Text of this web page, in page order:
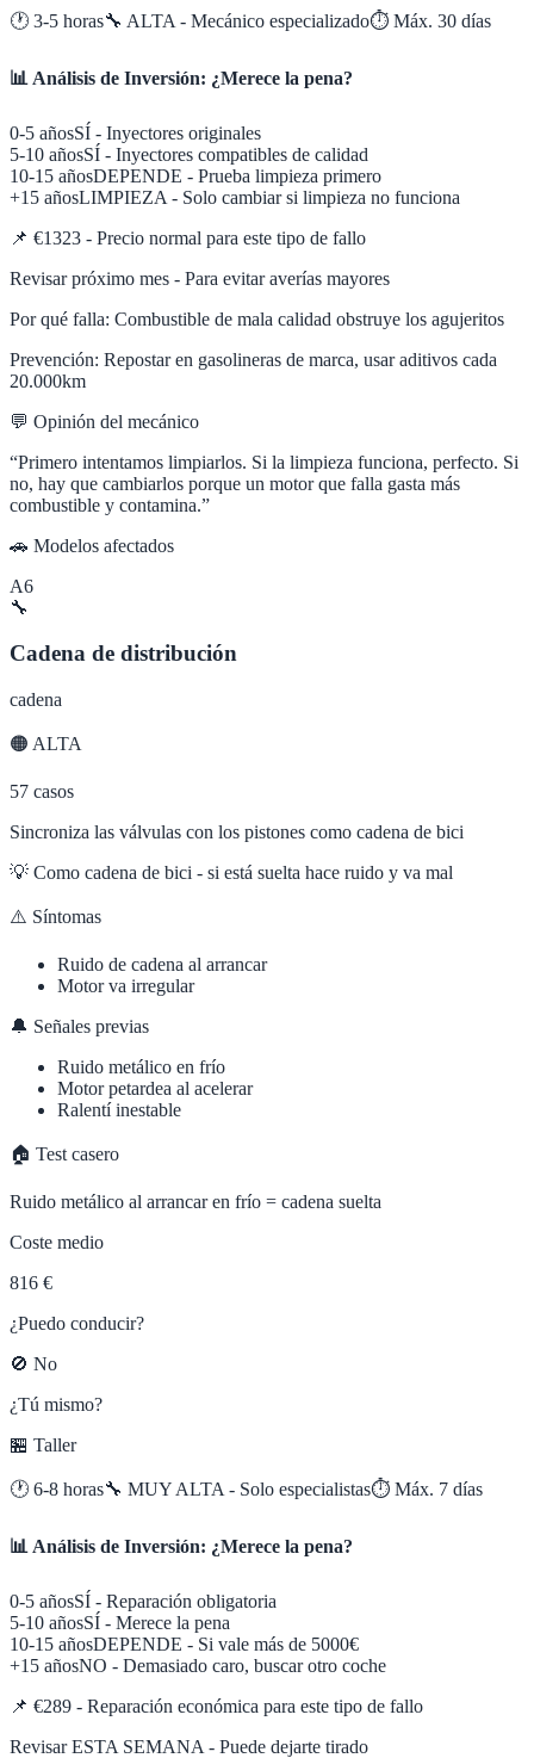
🕐 3-5 horas🔧 ALTA - Mecánico especializado⏱️ Máx. 30 días
📊 Análisis de Inversión: ¿Merece la pena?
0-5 añosSÍ - Inyectores originales
5-10 añosSÍ - Inyectores compatibles de calidad
10-15 añosDEPENDE - Prueba limpieza primero
+15 añosLIMPIEZA - Solo cambiar si limpieza no funciona
📌 €1323 - Precio normal para este tipo de fallo
Revisar próximo mes - Para evitar averías mayores
Por qué falla: Combustible de mala calidad obstruye los agujeritos
Prevención: Repostar en gasolineras de marca, usar aditivos cada
20.000km
💬 Opinión del mecánico
“Primero intentamos limpiarlos. Si la limpieza funciona, perfecto. Si
no, hay que cambiarlos porque un motor que falla gasta más
combustible y contamina.”
🚗 Modelos afectados
A6
🔧
Cadena de distribución
cadena
🟠 ALTA
57 casos
Sincroniza las válvulas con los pistones como cadena de bici
💡 Como cadena de bici - si está suelta hace ruido y va mal
⚠️ Síntomas
Ruido de cadena al arrancar
Motor va irregular
🔔 Señales previas
Ruido metálico en frío
Motor petardea al acelerar
Ralentí inestable
🏠 Test casero
Ruido metálico al arrancar en frío = cadena suelta
Coste medio
816 €
¿Puedo conducir?
🚫 No
¿Tú mismo?
🏪 Taller
🕐 6-8 horas🔧 MUY ALTA - Solo especialistas⏱️ Máx. 7 días
📊 Análisis de Inversión: ¿Merece la pena?
0-5 añosSÍ - Reparación obligatoria
5-10 añosSÍ - Merece la pena
10-15 añosDEPENDE - Si vale más de 5000€
+15 añosNO - Demasiado caro, buscar otro coche
📌 €289 - Reparación económica para este tipo de fallo
Revisar ESTA SEMANA - Puede dejarte tirado